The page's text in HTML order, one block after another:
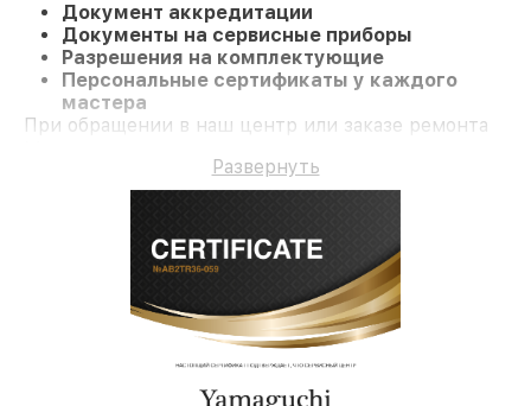
Документ аккредитации
Документы на сервисные приборы
Разрешения на комплектующие
Персональные сертификаты у каждого
мастера
При обращении в наш центр или заказе ремонта
профессиональный сервис и долгосрочную
гарантию на ремонт и детали.
Развернуть